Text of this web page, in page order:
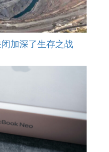
加深了生存之战